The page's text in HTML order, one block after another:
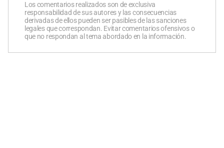
Los comentarios realizados son de exclusiva
responsabilidad de sus autores y las consecuencias
derivadas de ellos pueden ser pasibles de las sanciones
legales que correspondan. Evitar comentarios ofensivos o
que no respondan al tema abordado en la información.